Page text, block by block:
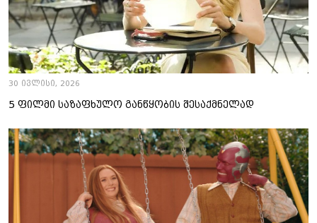
30 ივლისი, 2026
5 ფილმი საზაფხულო განწყობის შესაქმნელად